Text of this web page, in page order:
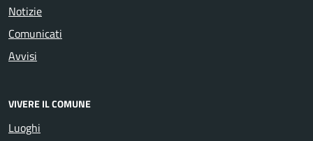
Notizie
Comunicati
Avvisi
VIVERE IL COMUNE
Luoghi